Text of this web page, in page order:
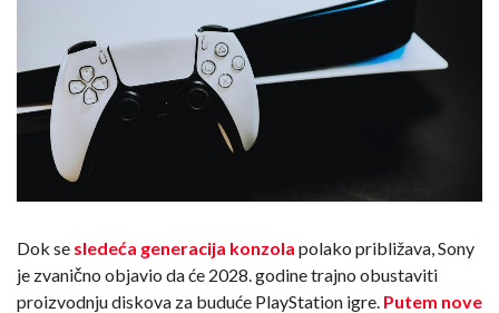
Dok se sledeća generacija konzola polako približava, Sony
je zvanično objavio da će 2028. godine trajno obustaviti
proizvodnju diskova za buduće PlayStation igre. Putem nove